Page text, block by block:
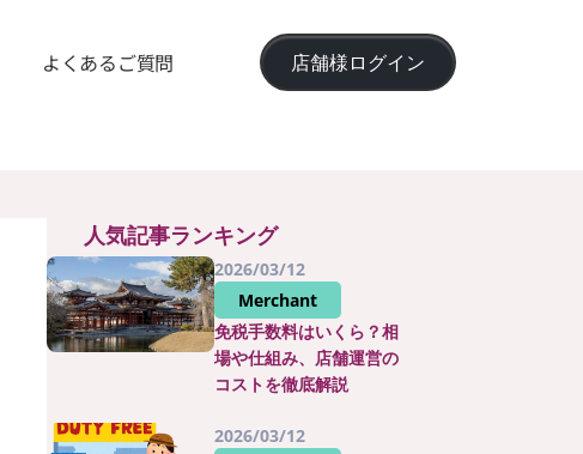
よくあるご質問 店舗様ログイン
人気記事ランキング
2026/03/12
Merchant
免税手数料はいくら？相
場や仕組み、店舗運営の
コストを徹底解説
2026/03/12